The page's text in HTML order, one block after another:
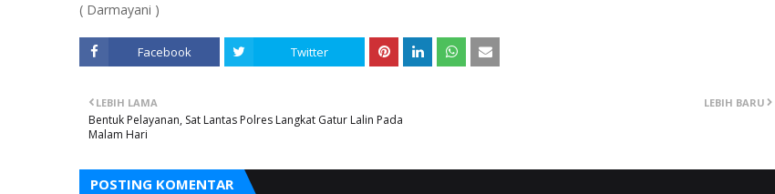
( Darmayani )
Facebook Twitter
LEBIH BARU
LEBIH LAMA
Bentuk Pelayanan, Sat Lantas Polres Langkat Gatur Lalin Pada
Malam Hari
POSTING KOMENTAR